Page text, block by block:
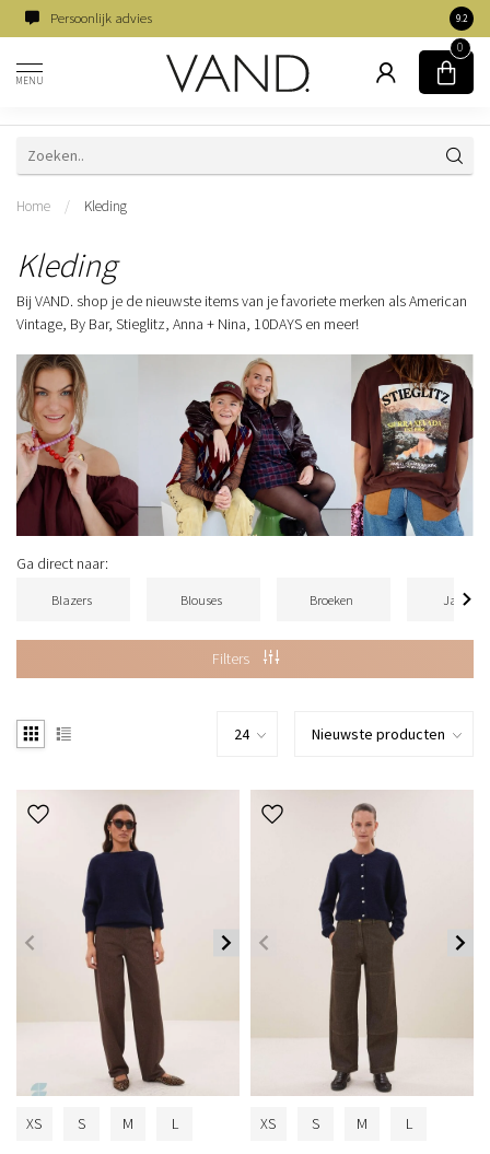
Persoonlijk advies 9.2
MENU
0
Home / Kleding
Kleding
Bij VAND. shop je de nieuwste items van je favoriete merken als American
Vintage, By Bar, Stieglitz, Anna + Nina, 10DAYS en meer!
Ga direct naar:
Blazers Blouses Broeken Jassen
Filters
XS S M L XS S M L